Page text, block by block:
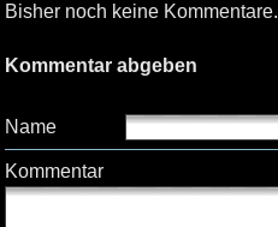
Bisher noch keine Kommentare.
Kommentar abgeben
Name
Kommentar